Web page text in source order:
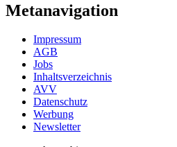
Metanavigation
Impressum
AGB
Jobs
Inhaltsverzeichnis
AVV
Datenschutz
Werbung
Newsletter